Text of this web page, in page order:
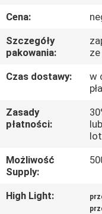
KONTROLA
JAKOŚCI
Z
NAMI
POPROSIĆ
O
Cena:
Szczegóły
pakowania:
Czas dostawy:
w
Zasady
płatności:
Możliwość
Supply:
High Light: